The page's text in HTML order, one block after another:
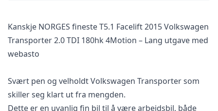
Kanskje NORGES fineste T5.1 Facelift 2015 Volkswagen
Transporter 2.0 TDI 180hk 4Motion – Lang utgave med
webasto
Svært pen og velholdt Volkswagen Transporter som
skiller seg klart ut fra mengden.
Dette er en uvanlig fin bil til å være arbeidsbil, både